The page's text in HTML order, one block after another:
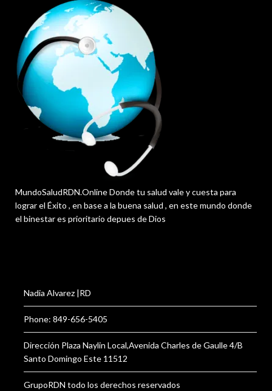
MundoSaludRDN.Online Donde tu salud vale y cuesta para
lograr el Éxito , en base a la buena salud , en este mundo donde
el binestar es prioritario depues de Dios
Nadia Alvarez |RD
Phone: 849-656-5405
Dirección Plaza Naylin Local,Avenida Charles de Gaulle 4/B
Santo Domingo Este 11512
GrupoRDN todo los derechos reservados